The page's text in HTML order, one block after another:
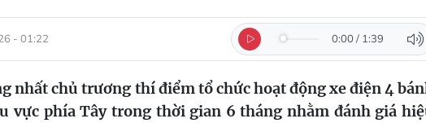
- 01:22 0:00 / 1:39
nhất chủ trương thí điểm tổ chức hoạt động xe điện 4
vực phía Tây trong thời gian 6 tháng nhằm đánh giá